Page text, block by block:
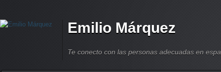
Emilio Márquez
Te conecto con las personas adecuadas en